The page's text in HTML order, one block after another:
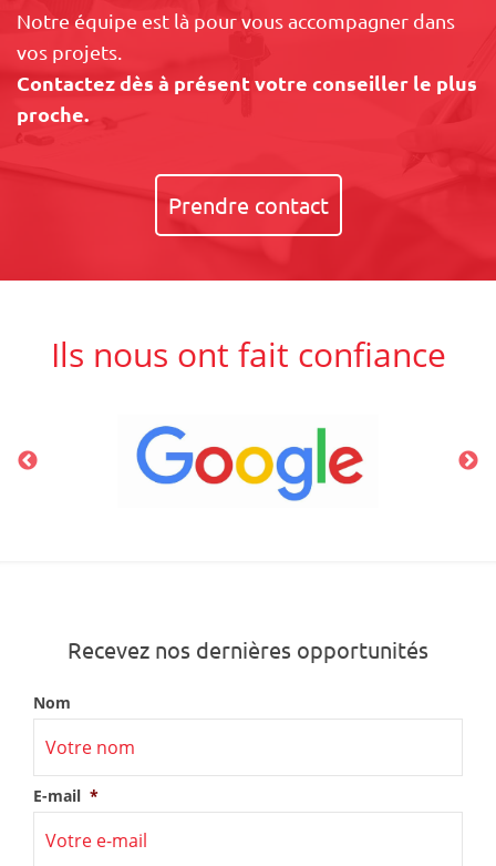
Notre équipe est là pour vous accompagner dans
vos projets.
Contactez dès à présent votre conseiller le plus
proche.
Prendre contact
Ils nous ont fait confiance
Recevez nos dernières opportunités
Nom
E-mail *